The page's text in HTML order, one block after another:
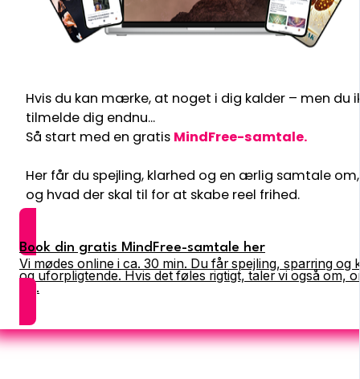
Hvis du kan mærke, at noget i dig kalder – men du
tilmelde dig endnu...
Så start med en gratis MindFree-samtale.
Her får du spejling, klarhed og en ærlig samtale
og hvad der skal til for at skabe reel frihed.
Book din gratis MindFree-samtale her
Vi mødes online i ca. 30 min. Du får spejling, sparring
og uforpligtende. Hvis det føles rigtigt, taler vi også om,
dig.